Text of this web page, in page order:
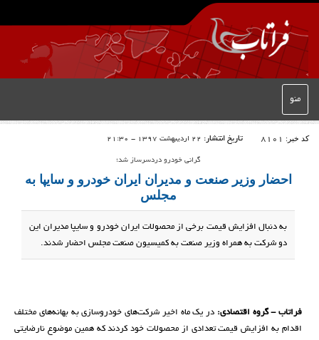
منو
کد خبر: 8101 تاریخ انتشار: 22 اردیبهشت 1397 - 21:30
گرانی خودرو دردسرساز شد؛
احضار وزیر صنعت و مدیران ایران خودرو و سایپا به
مجلس
به دنبال افزایش قیمت برخی از محصولات ایران خودرو و سایپا مدیران این
دو شرکت به همراه وزیر صنعت به کمیسیون صنعت مجلس احضار شدند.
فراتاب - گروه اقتصادی: در یک ماه اخیر شرکت‌های خودروسازی به بهانه‌های مختلف
اقدام به افزایش قیمت تعدادی از محصولات خود کردند که همین موضوع نارضایتی